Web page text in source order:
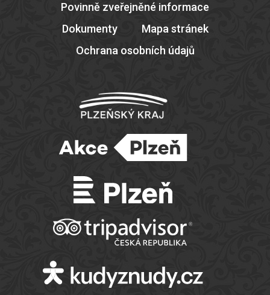
Povinně zveřejněné informace
Dokumenty
Mapa stránek
Ochrana osobních údajů